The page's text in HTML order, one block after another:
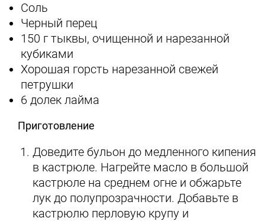
Соль
Черный перец
150 г тыквы, очищенной и нарезанной
кубиками
Хорошая горсть нарезанной свежей
петрушки
6 долек лайма
Приготовление
Доведите бульон до медленного кипения
в кастрюле. Нагрейте масло в большой
кастрюле на среднем огне и обжарьте
лук до полупрозрачности. Добавьте в
кастрюлю перловую крупу и